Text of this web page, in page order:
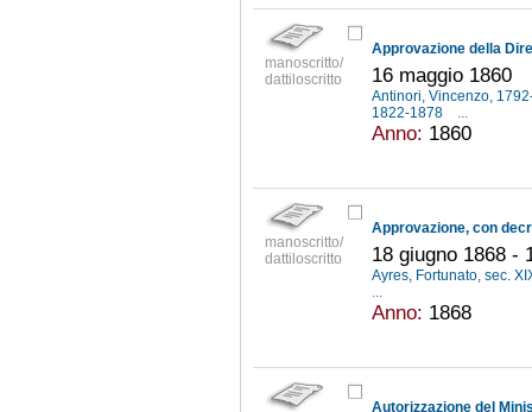
manoscritto/
dattiloscritto
16 maggio 1860
Antinori, Vincenzo,
1822-1878
...
Anno: 1860
manoscritto/
dattiloscritto
18 giugno 1868 -
Ayres, Fortunato, sec.
...
Anno: 1868